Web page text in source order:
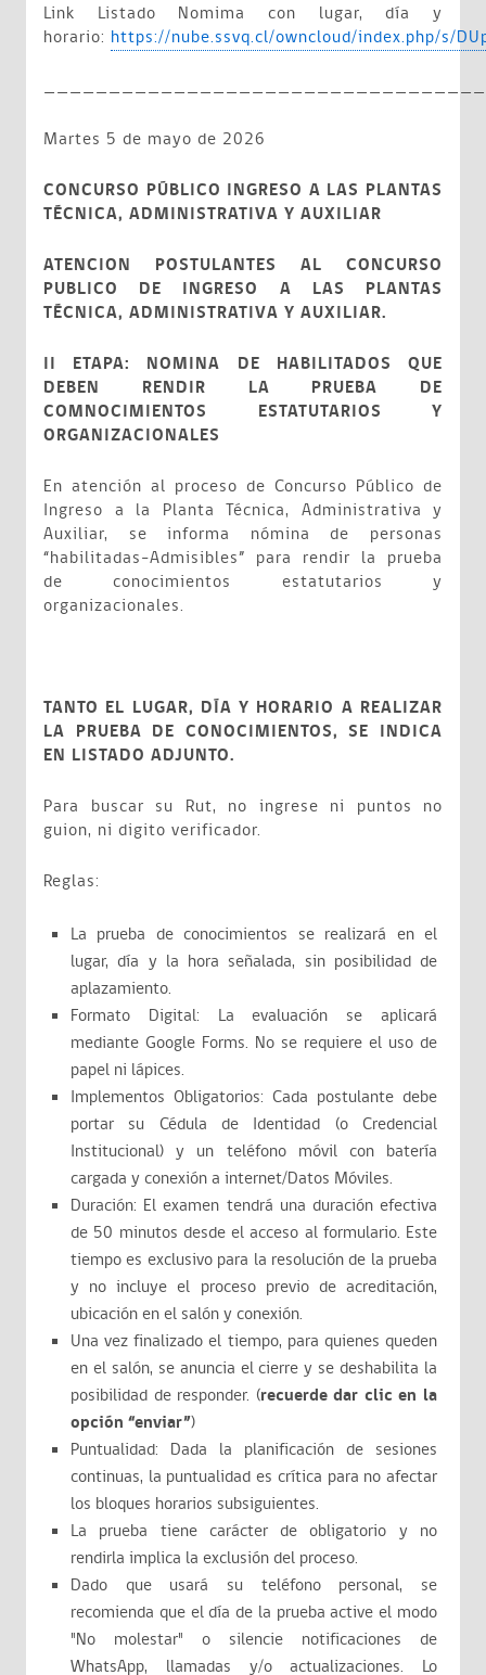
Link Listado Nomima con lugar, día y
horario: https://nube.ssvq.cl/owncloud/index.php/s/
Martes 5 de mayo de 2026
CONCURSO PÚBLICO INGRESO A LAS PLANTAS
TÉCNICA, ADMINISTRATIVA Y AUXILIAR
ATENCION POSTULANTES AL CONCURSO
PUBLICO DE INGRESO A LAS PLANTAS
TÉCNICA, ADMINISTRATIVA Y AUXILIAR.
II ETAPA: NOMINA DE HABILITADOS QUE
DEBEN RENDIR LA PRUEBA DE
COMNOCIMIENTOS ESTATUTARIOS Y
ORGANIZACIONALES
En atención al proceso de Concurso Público de
Ingreso a la Planta Técnica, Administrativa y
Auxiliar, se informa nómina de personas
“habilitadas-Admisibles” para rendir la prueba
de conocimientos estatutarios y
organizacionales.
TANTO EL LUGAR, DÍA Y HORARIO A REALIZAR
LA PRUEBA DE CONOCIMIENTOS, SE INDICA
EN LISTADO ADJUNTO.
Para buscar su Rut, no ingrese ni puntos no
guion, ni digito verificador.
Reglas:
La prueba de conocimientos se realizará en el
lugar, día y la hora señalada, sin posibilidad de
aplazamiento.
Formato Digital: La evaluación se aplicará
mediante Google Forms. No se requiere el uso de
papel ni lápices.
Implementos Obligatorios: Cada postulante debe
portar su Cédula de Identidad (o Credencial
Institucional) y un teléfono móvil con batería
cargada y conexión a internet/Datos Móviles.
Duración: El examen tendrá una duración efectiva
de 50 minutos desde el acceso al formulario. Este
tiempo es exclusivo para la resolución de la prueba
y no incluye el proceso previo de acreditación,
ubicación en el salón y conexión.
Una vez finalizado el tiempo, para quienes queden
en el salón, se anuncia el cierre y se deshabilita la
posibilidad de responder. (recuerde dar clic en la
opción “enviar”)
Puntualidad: Dada la planificación de sesiones
continuas, la puntualidad es crítica para no afectar
los bloques horarios subsiguientes.
La prueba tiene carácter de obligatorio y no
rendirla implica la exclusión del proceso.
Dado que usará su teléfono personal, se
recomienda que el día de la prueba active el modo
"No molestar" o silencie notificaciones de
WhatsApp, llamadas y/o actualizaciones. Lo